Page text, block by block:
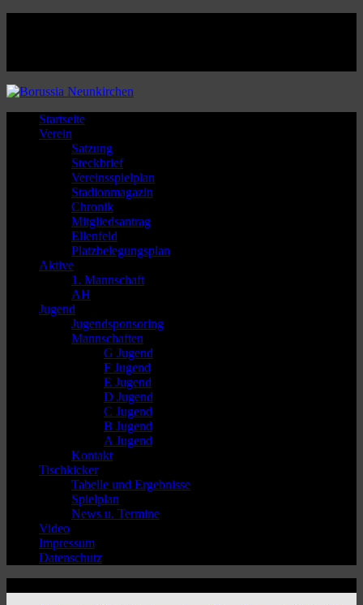
Startseite
Verein
Satzung
Steckbrief
Vereinsspielplan
Stadionmagazin
Chronik
Mitgliedsantrag
Ellenfeld
Platzbelegungsplan
Aktive
1. Mannschaft
AH
Jugend
Jugendsponsoring
Mannschaften
G Jugend
F Jugend
E Jugend
D Jugend
C Jugend
B Jugend
A Jugend
Kontakt
Tischkicker
Tabelle und Ergebnisse
Spielplan
News u. Termine
Video
Impressum
Datenschutz